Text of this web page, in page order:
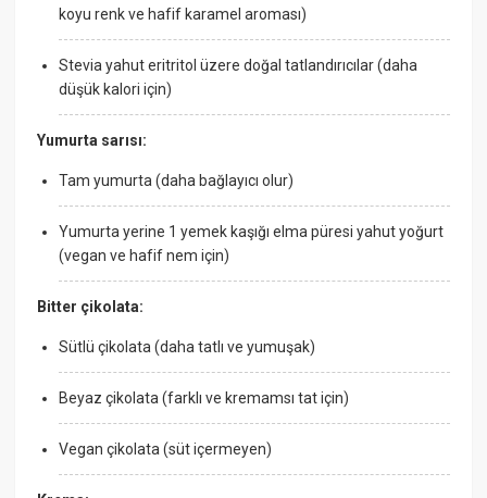
koyu renk ve hafif karamel aroması)
Stevia yahut eritritol üzere doğal tatlandırıcılar (daha
düşük kalori için)
Yumurta sarısı:
Tam yumurta (daha bağlayıcı olur)
Yumurta yerine 1 yemek kaşığı elma püresi yahut yoğurt
(vegan ve hafif nem için)
Bitter çikolata:
Sütlü çikolata (daha tatlı ve yumuşak)
Beyaz çikolata (farklı ve kremamsı tat için)
Vegan çikolata (süt içermeyen)